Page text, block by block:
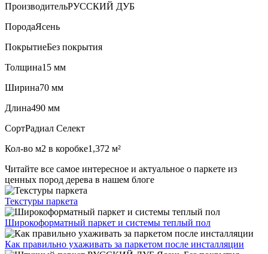
ПроизводительРУССКИЙ ДУБ
ПородаЯсень
ПокрытиеБез покрытия
Толщина15 мм
Ширина70 мм
Длина490 мм
СортРадиал Селект
Кол-во м2 в коробке1,372 м²
Читайте все самое интересное и актуальное о паркете из
ценных пород дерева в нашем блоге
Текстуры паркета
Широкоформатный паркет и системы теплый пол
Как правильно ухаживать за паркетом после инсталляции